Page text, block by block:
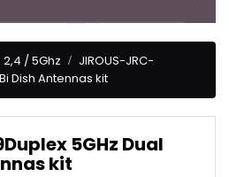
/ 5Ghz
JIROUS-JRC-
Dish Antennas kit
5GHz Dual
kit